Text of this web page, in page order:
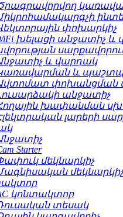
փոխարկիչ
խելացի անջատիչ և
և վարդակ
և
փոխանցման
անջատիչ
խափանման
լարերի
Starter
մեկնարկիչ
կոնտակտոր
տեսակ